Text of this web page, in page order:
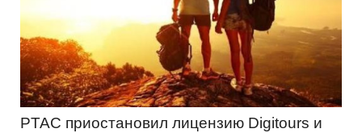
PTAC приостановил лицензию Digitours и